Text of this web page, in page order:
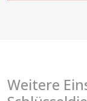
Weitere